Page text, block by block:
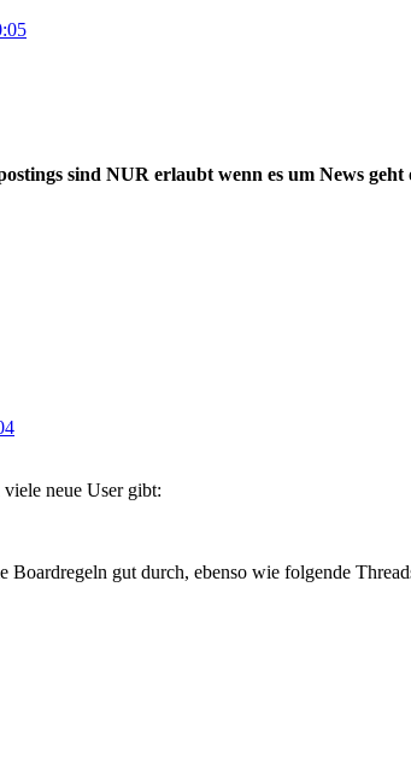
sind NUR erlaubt wenn es um News
neue User gibt:
Boardregeln gut durch, ebenso wie folgende